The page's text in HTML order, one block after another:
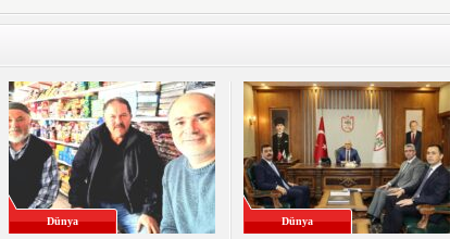
Dünya Dünya